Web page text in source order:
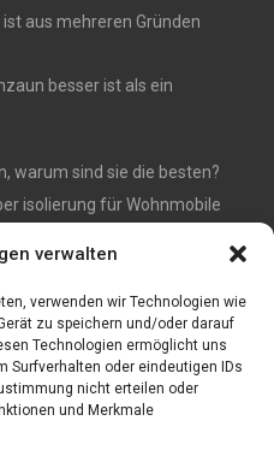
verwalten
verwenden wir Technologien wie
zu speichern und/oder darauf
Technologien ermöglicht uns
Surfverhalten oder eindeutigen IDs
nicht erteilen oder
und Merkmale
aus mehreren Gründen
besser ist als ein
warum sind sie die besten?
isolierung für Wohnmobile
zum Verfassen